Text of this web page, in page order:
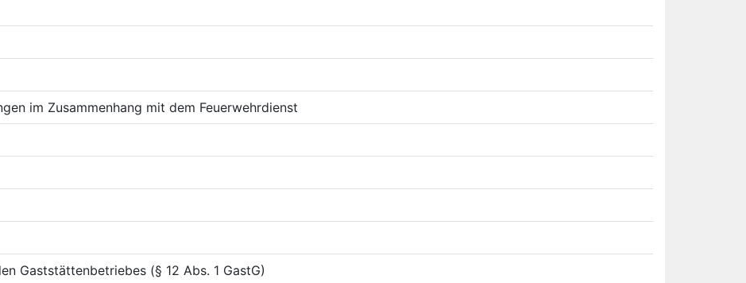
im Zusammenhang mit dem Feuerwehrdienst
Gaststättenbetriebes (§ 12 Abs. 1 GastG)